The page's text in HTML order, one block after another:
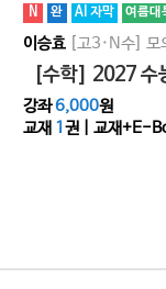
N 완 AI 자막 여름대
이승효 [고3·N수] 모
[수학] 2027 수
강좌6,000원
교재 1 권 | 교재+E-